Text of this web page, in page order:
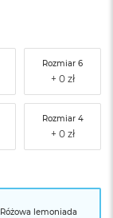
Rozmiar 6
Rozmiar 4
Różowa lemoniada